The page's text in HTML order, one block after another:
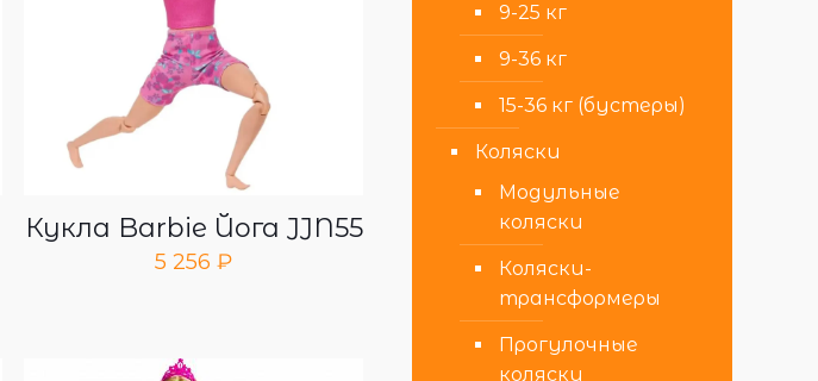
Кукла Barbie Йога JJN55
5 256₽
9-25 кг
9-36 кг
15-36 кг (бустеры)
Коляски
Модульные
коляски
Коляски-
трансформеры
Прогулочные
коляски